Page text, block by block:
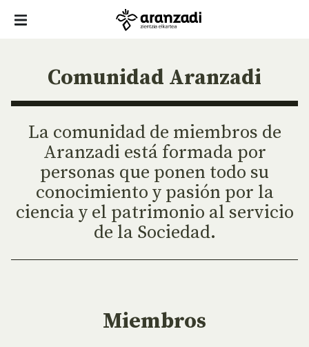
Comunidad Aranzadi
La comunidad de miembros de
Aranzadi está formada por
personas que ponen todo su
conocimiento y pasión por la
ciencia y el patrimonio al servicio
de la Sociedad.
Miembros